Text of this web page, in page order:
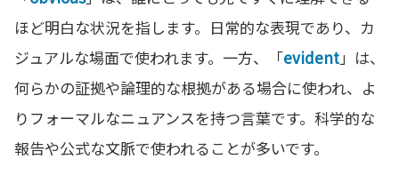
ほど明白な状況を指します。日常的な表現であり、カ
ジュアルな場面で使われます。一方、「evident」は、
何らかの証拠や論理的な根拠がある場合に使われ、よ
りフォーマルなニュアンスを持つ言葉です。科学的な
報告や公式な文脈で使われることが多いです。